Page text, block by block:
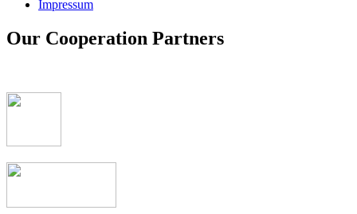
Impressum
Our Cooperation Partners